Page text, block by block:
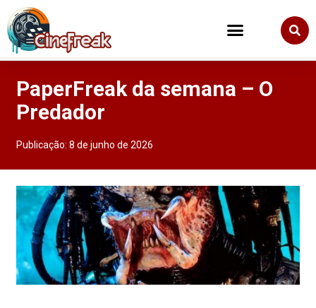
PaperFreak da semana – O
Predador
Publicação:8 de junho de 2026